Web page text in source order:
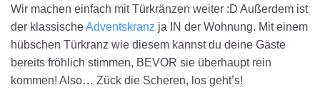
Wir machen einfach mit Türkränzen weiter :D Außerdem ist
der klassischeAdventskranz ja IN der Wohnung. Mit einem
hübschen Türkranz wie diesem kannst du deine Gäste
bereits fröhlich stimmen, BEVOR sie überhaupt rein
kommen! Also… Zück die Scheren, los geht’s!